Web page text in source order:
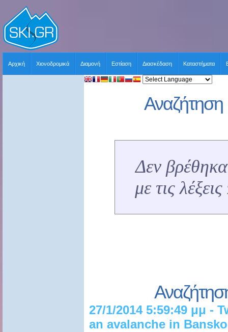
Αρχική Χιονοδρομικά Διαμονή Εστίαση Διασκέδαση Καταστήματα
Αναζήτηση
Δεν
με τις
27/1/2014 5:59:49 μμ -
an avalanche in